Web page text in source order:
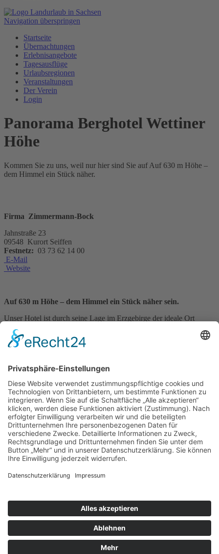
Navigation überspringen
Startseite
Übernachtungen
Erlebnisangebote
Tagesausflüge
Urlaubsregionen
Veranstaltungen
Der Verein
Login
Panorama Berghotel Wettiner
Höhe
Kommen Sie zu uns, weil nur hier sind Sie auf Auf 630 m Höhe –
dem Himmel ein Stück näher.
Firma Zimmermann-Bock
Jahnstraße 23
09548 Kurort Seiffen
Festnetz: 03 73 62 14 00
E-Mail
Website
Auf 630 m Höhe – dem Himmel ein Stück näher sein.
Unser Hotel ist durch seine Lage im Erzgebirge der ideale Ort
Urlaub. Für eine rundum Erholung dienen wir mit zwei
Außenpools, Privat-Saunen und einer Wellness- & Beautyabteilung
Verfügung. Unsere 64 neu renovierten Zimmer sind mit allen
Annehmlichkeiten wie WC, Föhn, Dusche oder Wanne und TV
ausgestattet. Das Restaurant unseres Hotels bietet sowohl Frühstück
als auch Halbpension plus, welches die Getränke während des
Abendessens bereits beinhaltet.
Preis:DZ ab 99 Euro, Suite ab 139 Euro
Dreibettzimmer ab 119 Euro
Frühstück und Halbpension+ möglich
Angebot
Zurück
© Landurlaub in Sachsen